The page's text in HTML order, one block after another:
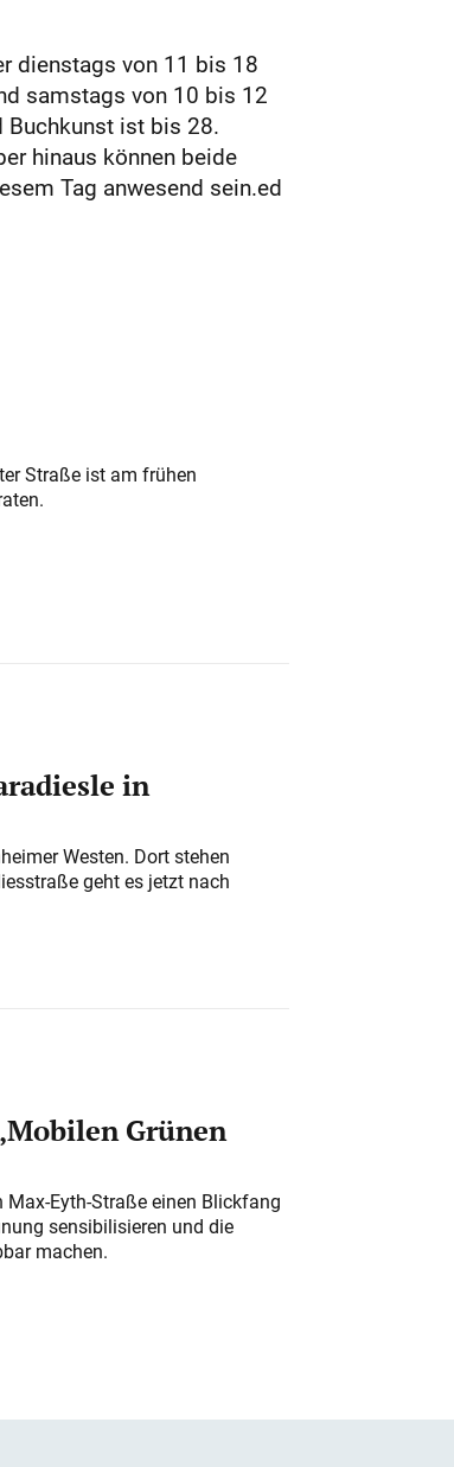
dienstags von 11 bis 18
samstags von 10 bis 12
Buchkunst ist bis 28.
hinaus können beide
Tag anwesend sein.ed
Straße ist am frühen
in
Westen. Dort stehen
geht es jetzt nach
Grünen
Eyth-Straße einen Blickfang
sensibilisieren und die
machen.